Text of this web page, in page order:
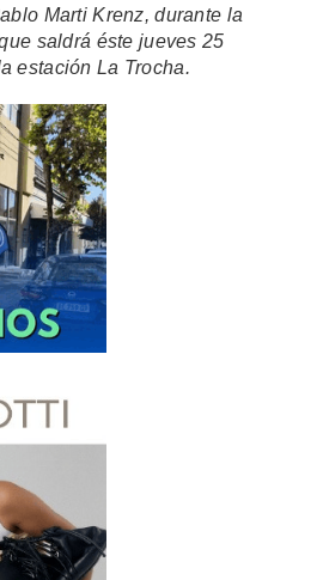
Marti Krenz, durante la
saldrá éste jueves 25
estación La Trocha.